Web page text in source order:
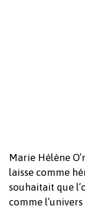
Marie Hélène
laisse comme
souhaitait que
comme